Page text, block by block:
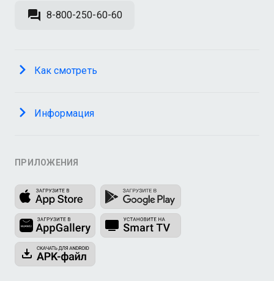
8-800-250-60-60
Как смотреть
Информация
ПРИЛОЖЕНИЯ